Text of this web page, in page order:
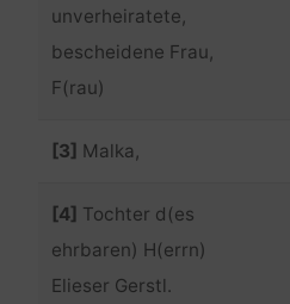
unverheiratete,
bescheidene Frau,
F(rau)
[3] Malka,
[4] Tochter d(es
ehrbaren) H(errn)
Elieser Gerstl.